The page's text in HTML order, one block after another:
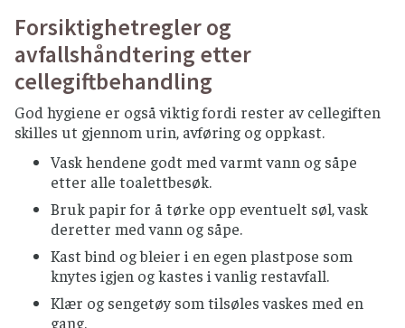
Anbefalinger for god
kjøkkenhygiene
KJØKKENREDSKAPER
Bytt redskaper mellom håndtering av ulike
råvarer for å forhindre krysskontaminering.
Vask over flater på kjøkken ofte.
Bytt klut ofte og vask kluten på minst 65 °C, ev.
legg i klor over natten.
Bruk aldri samme klut på benken og på
gulvet.
Tørkerull er et godt alternativ til klut.
TILBEREDNING AV MÅLTIDER
Forsiktighetregler og
avfallshåndtering etter
cellegiftbehandling
God hygiene er også viktig fordi rester av cellegiften
skilles ut gjennom urin, avføring og oppkast.
Vask hendene godt med varmt vann og såpe
etter alle toalettbesøk.
Bruk papir for å tørke opp eventuelt søl, vask
deretter med vann og såpe.
Kast bind og bleier i en egen plastpose som
knytes igjen og kastes i vanlig restavfall.
Klær og sengetøy som tilsøles vaskes med en
gang.